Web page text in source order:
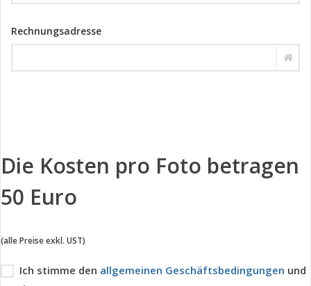
Rechnungsadresse
Die Kosten pro Foto betragen
50 Euro
(alle Preise exkl. UST)
Ich stimme den allgemeinen Geschäftsbedingungen und